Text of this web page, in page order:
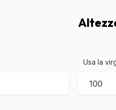
Usa la